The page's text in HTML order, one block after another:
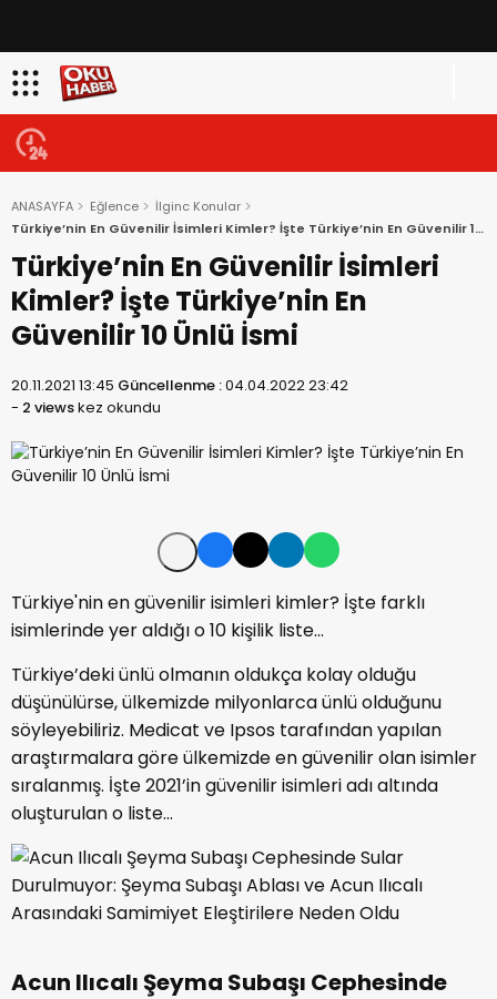
ANASAYFA Eğlence
İlginc Konular
Türkiye’nin En Güvenilir İsimleri Kimler? İşte Türkiye’nin En Güvenilir 10
Ünlü İsmi
Türkiye’nin En Güvenilir İsimleri
Kimler? İşte Türkiye’nin En
Güvenilir 10 Ünlü İsmi
20.11.2021 13:45 Güncellenme :04.04.2022 23:42
- 2 viewskez okundu
Türkiye'nin en güvenilir isimleri kimler? İşte farklı
isimlerinde yer aldığı o 10 kişilik liste...
Türkiye’deki ünlü olmanın oldukça kolay olduğu
düşünülürse, ülkemizde milyonlarca ünlü olduğunu
söyleyebiliriz. Medicat ve Ipsos tarafından yapılan
araştırmalara göre ülkemizde en güvenilir olan isimler
sıralanmış. İşte 2021’in güvenilir isimleri adı altında
oluşturulan o liste…
Acun Ilıcalı Şeyma Subaşı Cephesinde